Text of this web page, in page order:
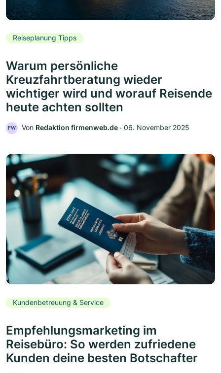
Reiseplanung Tipps
Warum persönliche
Kreuzfahrtberatung wieder
wichtiger wird und worauf Reisende
heute achten sollten
FW Von Redaktion firmenweb.de ‧ 06. November 2025
Kundenbetreuung & Service
Empfehlungsmarketing im
Reisebüro: So werden zufriedene
Kunden deine besten Botschafter